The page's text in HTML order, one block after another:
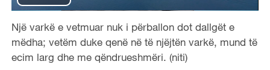
P
l
a
Një varkë e vetmuar nuk i përballon dot dallgët e
mëdha; vetëm duke qenë në të njëjtën varkë, mund të
ecim larg dhe me qëndrueshmëri. (niti)